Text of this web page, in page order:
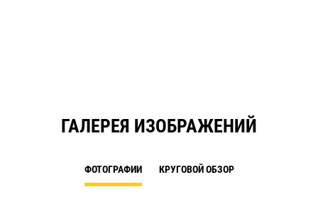
ГАЛЕРЕЯ ИЗОБРАЖЕНИЙ
ФОТОГРАФИИ КРУГОВОЙ ОБЗОР